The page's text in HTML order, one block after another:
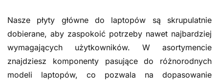
Nasze płyty główne do laptopów są skrupulatnie
dobierane, aby zaspokoić potrzeby nawet najbardziej
wymagających użytkowników. W asortymencie
znajdziesz komponenty pasujące do różnorodnych
modeli laptopów, co pozwala na dopasowanie